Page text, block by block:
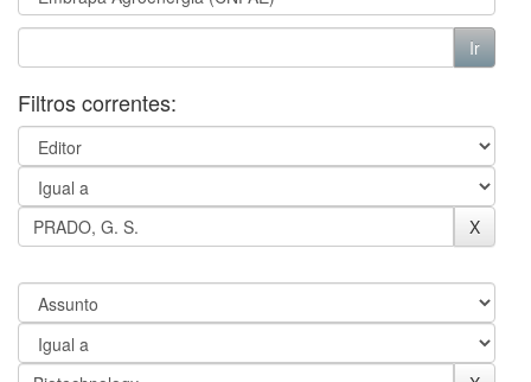
Filtros correntes: